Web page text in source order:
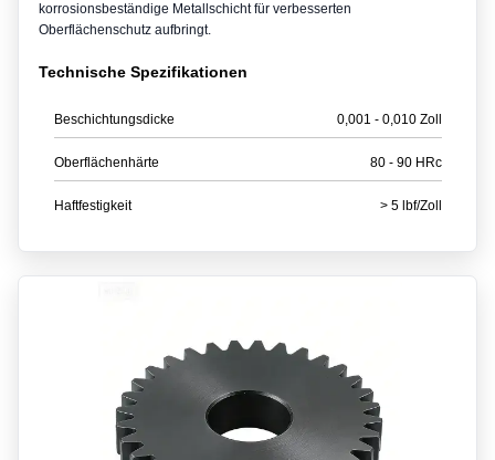
korrosionsbeständige Metallschicht für verbesserten
Oberflächenschutz aufbringt.
Technische Spezifikationen
Beschichtungsdicke 0,001 - 0,010 Zoll
Oberflächenhärte 80 - 90 HRc
Haftfestigkeit > 5 lbf/Zoll